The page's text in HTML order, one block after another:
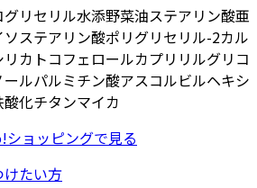
リセリル水添野菜油ステアリン酸亜
ソステアリン酸ポリグリセリル-2カル
カ トコフェロールカプリリルグリコ
ールパルミチン酸アスコルビルヘキシ
酸化チタンマイカ
ショッピングで見る
たい方